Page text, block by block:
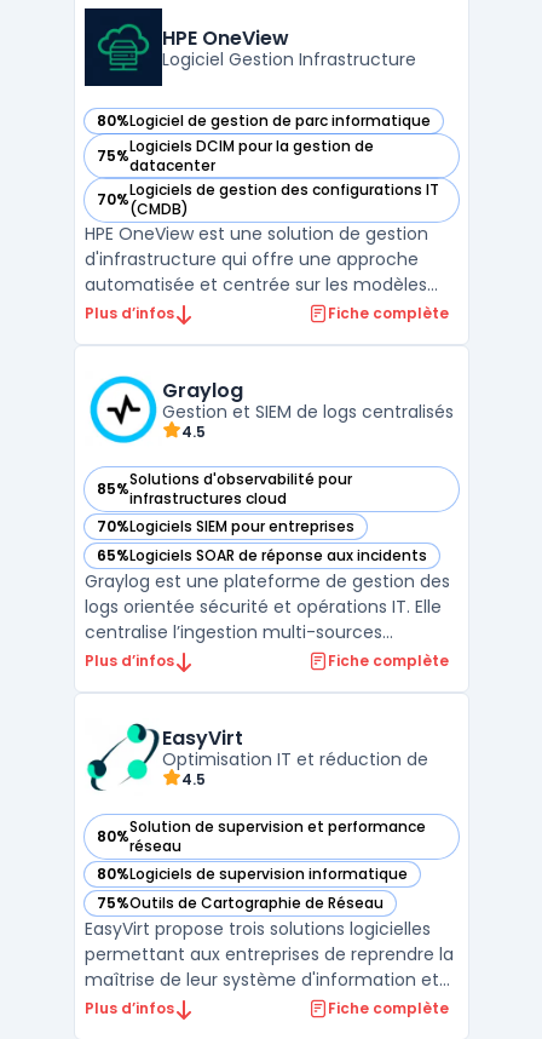
une visibilité approfondie sur les
infrastructures info ...
HPE OneView
Logiciel Gestion Infrastructure
80%Logiciel de gestion de parc informatique
— voir HPE OneView dans cette catégorie
75%Logiciels DCIM pour la gestion de
datacenter
— voir HPE OneView dans cette catégorie
70%Logiciels de gestion des configurations IT
(CMDB)
— voir HPE OneView dans cette catégorie
HPE OneView est une solution de gestion
d'infrastructure qui offre une approche
automatisée et centrée sur les modèles
pour la gestion des ressources
efficacité et une flexibilité accrues.Grâce à
HPE OneView, les organi ...
Plus d’infos Fiche complète
Graylog
Gestion et SIEM de logs centralisés
4.5
85%Solutions d'observabilité pour
infrastructures cloud
— voir Graylog dans cette catégorie
70%Logiciels SIEM pour entreprises
— voir Graylog dans cette catégorie
65%Logiciels SOAR de réponse aux incidents
— voir Graylog dans cette catégorie
Graylog est une plateforme de gestion des
logs orientée sécurité et opérations IT. Elle
centralise l’ingestion multi-sources
(applications, réseaux, systèmes) et fournit
serveur syslog Windows via agents dédiés.
Le positionnement SIE ...
Plus d’infos Fiche complète
EasyVirt
Optimisation IT et réduction de
4.5
80%Solution de supervision et performance
réseau
— voir EasyVirt dans cette catégorie
80%Logiciels de supervision informatique
— voir EasyVirt dans cette catégorie
75%Outils de Cartographie de Réseau
— voir EasyVirt dans cette catégorie
EasyVirt propose trois solutions logicielles
permettant aux entreprises de reprendre la
maîtrise de leur système d'information et
d'optimiser l'empreinte environnementale
Plus d’infos Fiche complète